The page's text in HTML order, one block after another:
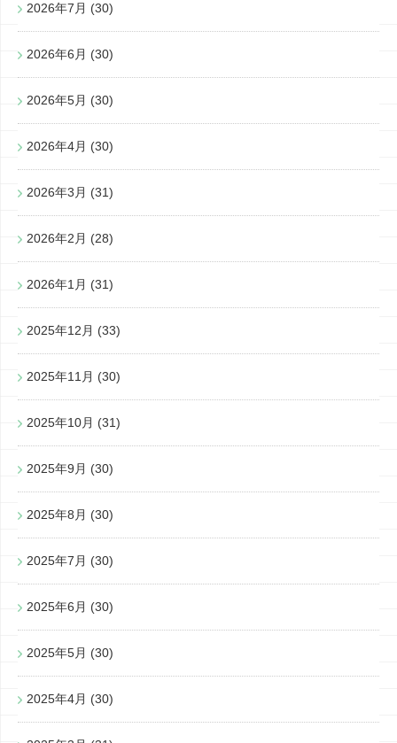
2026年7月 (30)
2026年6月 (30)
2026年5月 (30)
2026年4月 (30)
2026年3月 (31)
2026年2月 (28)
2026年1月 (31)
2025年12月 (33)
2025年11月 (30)
2025年10月 (31)
2025年9月 (30)
2025年8月 (30)
2025年7月 (30)
2025年6月 (30)
2025年5月 (30)
2025年4月 (30)